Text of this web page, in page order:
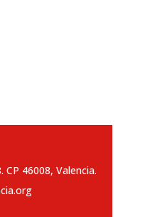
46008, Valencia.